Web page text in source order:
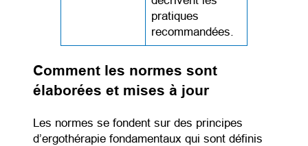
pratiques
recommandées.
Comment les normes sont
élaborées et mises à jour
Les normes se fondent sur des principes
d’ergothérapie fondamentaux qui sont définis